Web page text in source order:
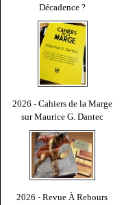
Décadence ?
2026 - Cahiers de la Marge
sur Maurice G. Dantec
2026 - Revue À Rebours